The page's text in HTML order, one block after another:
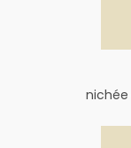
nichée